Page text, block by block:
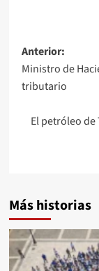
Anterior:
Ministro de
tributario
El petróleo de
Más historias